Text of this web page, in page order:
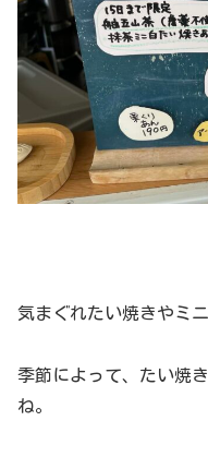
気まぐれたい焼きやミ
季節によって、たい焼
ね。